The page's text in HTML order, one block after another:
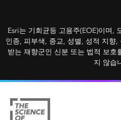
Esri는 기회균등 고용주(EOE)이며,
인종, 피부색, 종교, 성별, 성적 지향
받는 재향군인 신분 또는 법적 보호
지 않습